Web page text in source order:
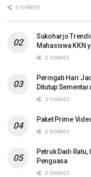
0 SHARES
Sukoharjo
Mahasiswa KKN
0 SHARES
Peringati Hari
Ditutup
0 SHARES
Paket Prime
0 SHARES
Petruk Dadi
Penguasa
0 SHARES